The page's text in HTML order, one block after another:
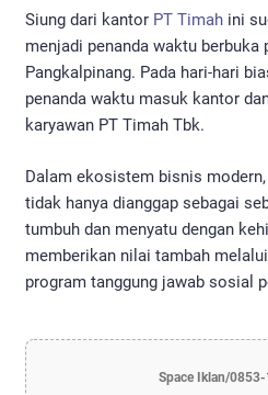
Siung dari kantor PT Timah ini
menjadi penanda waktu berbuka
Pangkalpinang. Pada hari-hari
penanda waktu masuk kantor
karyawan PT Timah Tbk.
Dalam ekosistem bisnis
tidak hanya dianggap sebagai
tumbuh dan menyatu dengan
memberikan nilai tambah
program tanggung jawab sosial
Space Iklan/